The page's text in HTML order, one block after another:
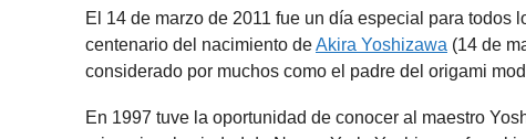
El 14 de marzo de 2011 fue un día especial para todos
centenario del nacimiento deAkira Yoshizawa (14 de
considerado por muchos como el padre del origami
En 1997 tuve la oportunidad de conocer al maestro